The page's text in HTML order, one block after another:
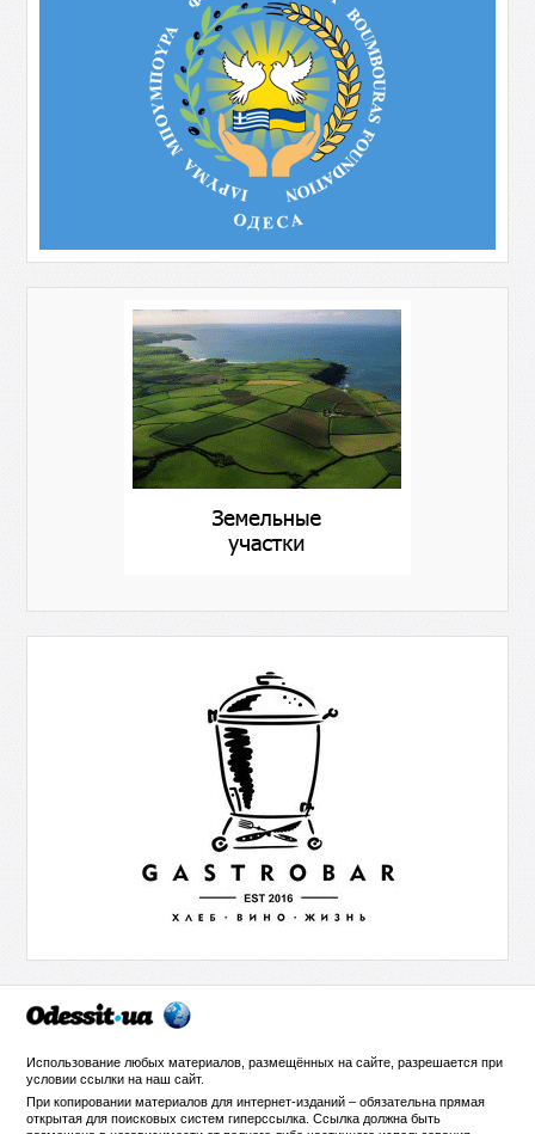
Использование любых материалов, размещённых на сайте, разрешается при
условии ссылки нанаш сайт.
При копировании материалов для интернет-изданий – обязательна прямая
открытая для поисковых систем гиперссылка. Ссылка должна быть